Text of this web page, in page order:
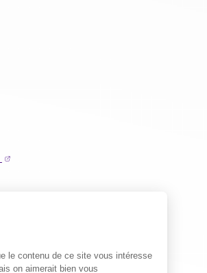
le contenu de ce site vous intéresse
on aimerait bien vous